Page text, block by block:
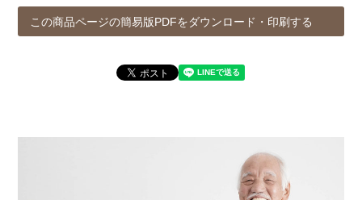
この商品ページの簡易版PDFをダウンロード・印刷する